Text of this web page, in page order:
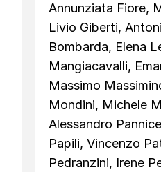
Annunziata Fiore,
Livio Giberti,
Bombarda, Elena
Mangiacavalli,
Massimo
Mondini, Michele
Alessandro
Papili, Vincenzo
Pedranzini, Irene